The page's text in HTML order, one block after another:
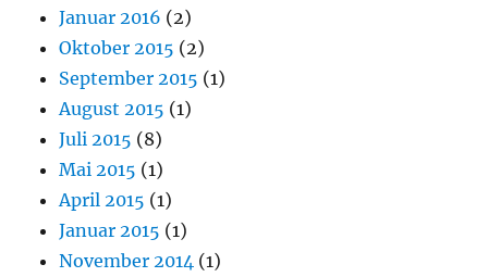
Januar 2016 (2)
Oktober 2015 (2)
September 2015 (1)
August 2015 (1)
Juli 2015 (8)
Mai 2015 (1)
April 2015 (1)
Januar 2015 (1)
November 2014 (1)